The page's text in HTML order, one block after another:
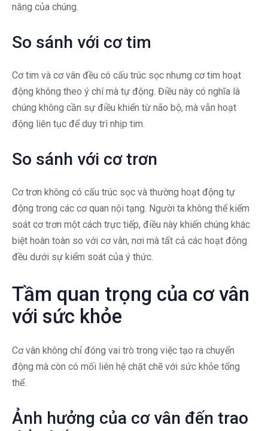
năng của chúng.
So sánh với cơ tim
Cơ tim và cơ vân đều có cấu trúc sọc nhưng cơ tim hoạt
động không theo ý chí mà tự động. Điều này có nghĩa là
chúng không cần sự điều khiển từ não bộ, mà vẫn hoạt
động liên tục để duy trì nhịp tim.
So sánh với cơ trơn
Cơ trơn không có cấu trúc sọc và thường hoạt động tự
động trong các cơ quan nội tạng. Người ta không thể kiểm
soát cơ trơn một cách trực tiếp, điều này khiến chúng khác
biệt hoàn toàn so với cơ vân, nơi mà tất cả các hoạt động
đều dưới sự kiểm soát của ý thức.
Tầm quan trọng của cơ vân
với sức khỏe
Cơ vân không chỉ đóng vai trò trong việc tạo ra chuyển
động mà còn có mối liên hệ chặt chẽ với sức khỏe tổng
thể.
Ảnh hưởng của cơ vân đến trao